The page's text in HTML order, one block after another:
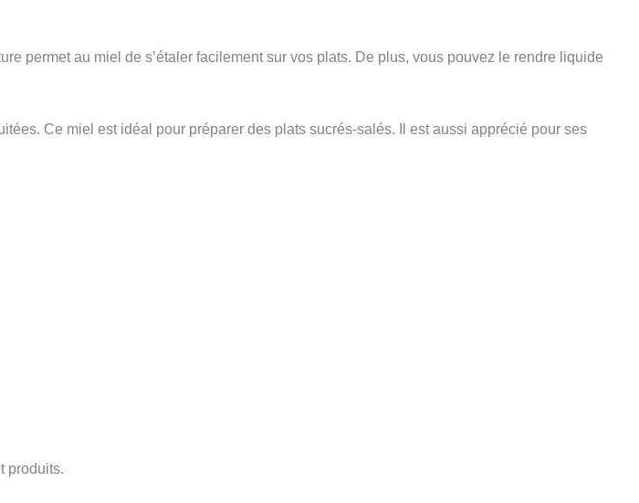
permet au miel de s’étaler facilement sur vos plats. De plus, vous pouvez le rendre liquide
Ce miel est idéal pour préparer des plats sucrés-salés. Il est aussi apprécié pour ses
produits.